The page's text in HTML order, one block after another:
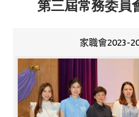
第三屆常務委
家職會2023-